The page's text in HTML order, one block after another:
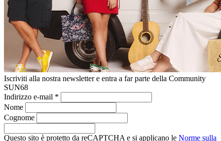
Iscriviti alla nostra newsletter e entra a far parte della Community
SUN68
Indirizzo e-mail *
Nome
Cognome
Questo sito è protetto da reCAPTCHA e si applicano le Norme sulla